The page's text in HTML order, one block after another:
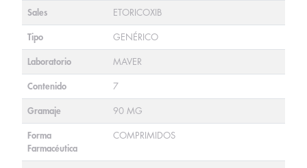
Sales ETORICOXIB
Tipo GENÉRICO
Laboratorio MAVER
Contenido 7
Gramaje 90 MG
Forma
Farmacéutica
COMPRIMIDOS